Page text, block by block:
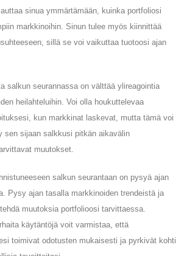
sinua ymmärtämään, kuinka portfoliosi
markkinoihin. Sinun tulee myös kiinnittää
sillä se voi vaikuttaa tuotoosi ajan
salkun seurannassa on välttää ylireagointia
heilahteluihin. Voi olla houkuttelevaa
kun markkinat laskevat, mutta tämä voi
sen sijaan salkkusi pitkän aikavälin
muutokset.
salkun seurantaan on pysyä ajan
Pysy ajan tasalla markkinoiden trendeistä ja
muutoksia portfolioosi tarvittaessa.
käytäntöjä voit varmistaa, että
toimivat odotusten mukaisesti ja pyrkivät kohti